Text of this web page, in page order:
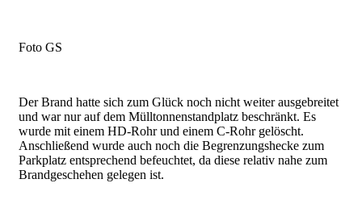
Foto GS
Der Brand hatte sich zum Glück noch nicht weiter ausgebreitet
und war nur auf dem Mülltonnenstandplatz beschränkt. Es
wurde mit einem HD-Rohr und einem C-Rohr gelöscht.
Anschließend wurde auch noch die Begrenzungshecke zum
Parkplatz entsprechend befeuchtet, da diese relativ nahe zum
Brandgeschehen gelegen ist.